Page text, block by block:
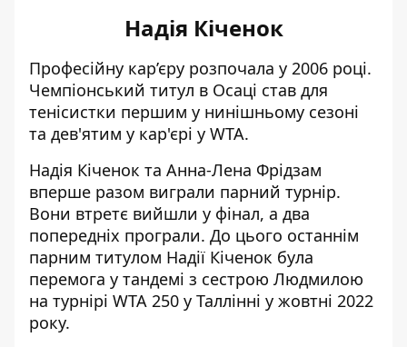
Надія Кіченок
Професійну кар’єру розпочала у 2006 році.
Чемпіонський титул в Осаці став для
тенісистки першим у нинішньому сезоні
та дев'ятим у кар'єрі у WTA.
Надія Кіченок та Анна-Лена Фрідзам
вперше разом виграли парний турнір.
Вони втретє вийшли у фінал, а два
попередніх програли. До цього останнім
парним титулом Надії Кіченок була
перемога у тандемі з сестрою Людмилою
на турнірі WTA 250 у Таллінні у жовтні 2022
року.